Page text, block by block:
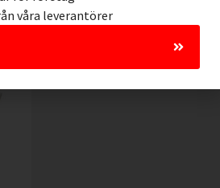
våra leverantörer